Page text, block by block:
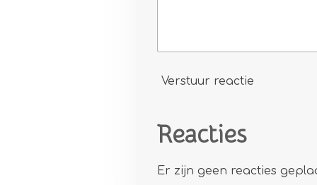
Verstuur reactie
Reacties
Er zijn geen reacties